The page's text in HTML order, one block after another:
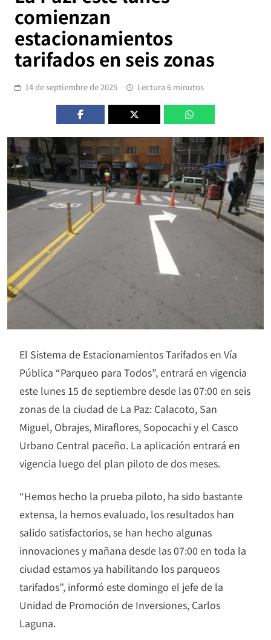
comienzan
estacionamientos
tarifados en seis zonas
14 de septiembre de 2025 Lectura 6 minutos
El Sistema de Estacionamientos Tarifados en Vía
Pública “Parqueo para Todos”, entrará en vigencia
este lunes 15 de septiembre desde las 07:00 en seis
zonas de la ciudad de La Paz: Calacoto, San
Miguel, Obrajes, Miraflores, Sopocachi y el Casco
Urbano Central paceño. La aplicación entrará en
vigencia luego del plan piloto de dos meses.
“Hemos hecho la prueba piloto, ha sido bastante
extensa, la hemos evaluado, los resultados han
salido satisfactorios, se han hecho algunas
innovaciones y mañana desde las 07:00 en toda la
ciudad estamos ya habilitando los parqueos
tarifados”, informó este domingo el jefe de la
Unidad de Promoción de Inversiones, Carlos
Laguna.